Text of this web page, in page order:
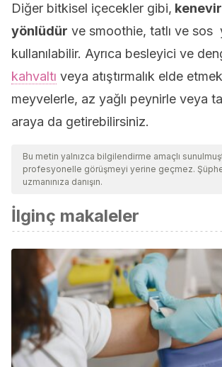
Diğer bitkisel içecekler gibi,
yönlüdür ve smoothie, tatlı ve sos
kullanılabilir. Ayrıca besleyici ve
kahvaltı veya atıştırmalık elde
meyvelerle, az yağlı peynirle veya
araya da getirebilirsiniz.
Bu metin yalnızca bilgilendirme amaçlı
profesyonelle görüşmeyi yerine geçmez.
uzmanınıza danışın.
İlginç makaleler